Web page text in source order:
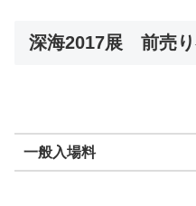
深海2017展 前売り
一般入場料